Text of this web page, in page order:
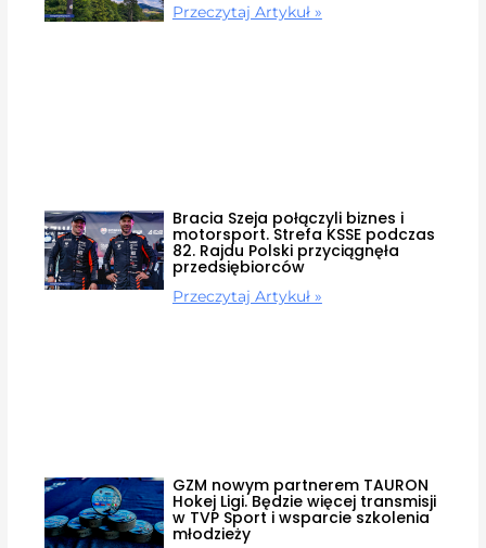
Przeczytaj Artykuł »
Bracia Szeja połączyli biznes i
motorsport. Strefa KSSE podczas
82. Rajdu Polski przyciągnęła
przedsiębiorców
Przeczytaj Artykuł »
GZM nowym partnerem TAURON
Hokej Ligi. Będzie więcej transmisji
w TVP Sport i wsparcie szkolenia
młodzieży